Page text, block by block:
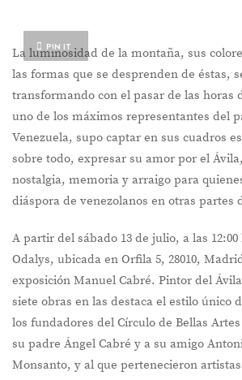
PIN IT
La luminosidad de la montaña, sus
las formas que se desprenden de éstas,
transformando con el pasar de las horas
uno de los máximos representantes del
Venezuela, supo captar en sus cuadros
sobre todo, expresar su amor por el
nostalgia, memoria y arraigo para
diáspora de venezolanos en otras partes
A partir del sábado 13 de julio, a las
Odalys, ubicada en Orfila 5, 28010,
exposición Manuel Cabré. Pintor del
siete obras en las destaca el estilo único
los fundadores del Círculo de Bellas
su padre Ángel Cabré y a su amigo
Monsanto, y al que pertenecieron